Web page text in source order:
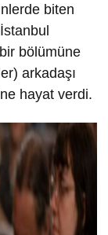
biten
bölümüne
arkadaşı
hayat verdi.